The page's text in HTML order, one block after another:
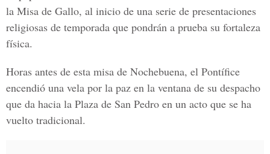
la Misa de Gallo, al inicio de una serie de presentaciones
religiosas de temporada que pondrán a prueba su fortaleza
física.
Horas antes de esta misa de Nochebuena, el Pontífice
encendió una vela por la paz en la ventana de su despacho
que da hacia la Plaza de San Pedro en un acto que se ha
vuelto tradicional.